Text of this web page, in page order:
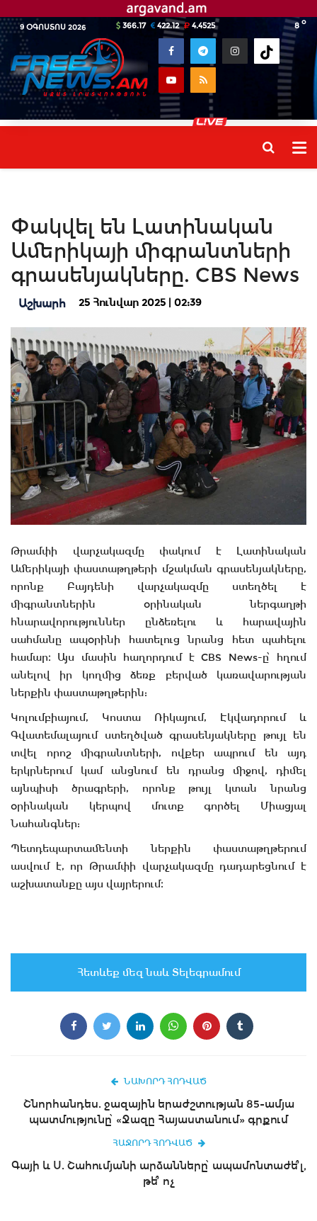
9 ՕԳՈՍՏՈՍ 2026 8 o
366.17 422.12 4.4525
Փակվել են Լատինական
Ամերիկայի միգրանտների
գրասենյակները. CBS News
Աշխարհ 25 Հունվար 2025 | 02:39
Թրամփի վարչակազմը փակում է Լատինական
Ամերիկայի փաստաթղթերի մշակման գրասենյակները,
որոնք Բայդենի վարչակազմը ստեղծել է
միգրանտներին օրինական ներգաղթի
հնարավորություններ ընձեռելու և հարավային
սահմանը ապօրինի հատելուց նրանց հետ պահելու
համար։ Այս մասին հաղորդում է CBS News-ը՝ հղում
անելով իր կողմից ձեռք բերված կառավարության
ներքին փաստաթղթերին:
Կոլումբիայում, Կոստա Ռիկայում, Էկվադորում և
Գվատեմալայում ստեղծված գրասենյակները թույլ են
տվել որոշ միգրանտների, ովքեր ապրում են այդ
երկրներում կամ անցնում են դրանց միջով, դիմել
այնպիսի ծրագրերի, որոնք թույլ կտան նրանց
օրինական կերպով մուտք գործել Միացյալ
Նահանգներ:
Պետդեպարտամենտի ներքին փաստաթղթերում
ասվում է, որ Թրամփի վարչակազմը դադարեցնում է
աշխատանքը այս վայրերում։
Հետևեք մեզ նաև Տելեգրամում
ՆԱԽՈՐԴ ՀՈԴՎԱԾ
Շնորհանդես. ջազային երաժշտության 85-ամյա
պատմությունը՝ «Ջազը Հայաստանում» գրքում
ՀԱՋՈՐԴ ՀՈԴՎԱԾ
Գայի և Ս. Շահումյանի արձանները՝ ապամոնտաժե՞լ,
թե՞ ոչ